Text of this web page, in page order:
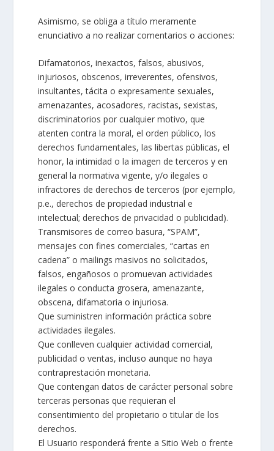
Asimismo, se obliga a título meramente
enunciativo a no realizar comentarios o acciones:
Difamatorios, inexactos, falsos, abusivos,
injuriosos, obscenos, irreverentes, ofensivos,
insultantes, tácita o expresamente sexuales,
amenazantes, acosadores, racistas, sexistas,
discriminatorios por cualquier motivo, que
atenten contra la moral, el orden público, los
derechos fundamentales, las libertas públicas, el
honor, la intimidad o la imagen de terceros y en
general la normativa vigente, y/o ilegales o
infractores de derechos de terceros (por ejemplo,
p.e., derechos de propiedad industrial e
intelectual; derechos de privacidad o publicidad).
Transmisores de correo basura, “SPAM”,
mensajes con fines comerciales, “cartas en
cadena” o mailings masivos no solicitados,
falsos, engañosos o promuevan actividades
ilegales o conducta grosera, amenazante,
obscena, difamatoria o injuriosa.
Que suministren información práctica sobre
actividades ilegales.
Que conlleven cualquier actividad comercial,
publicidad o ventas, incluso aunque no haya
contraprestación monetaria.
Que contengan datos de carácter personal sobre
terceras personas que requieran el
consentimiento del propietario o titular de los
derechos.
El Usuario responderá frente a Sitio Web o frente